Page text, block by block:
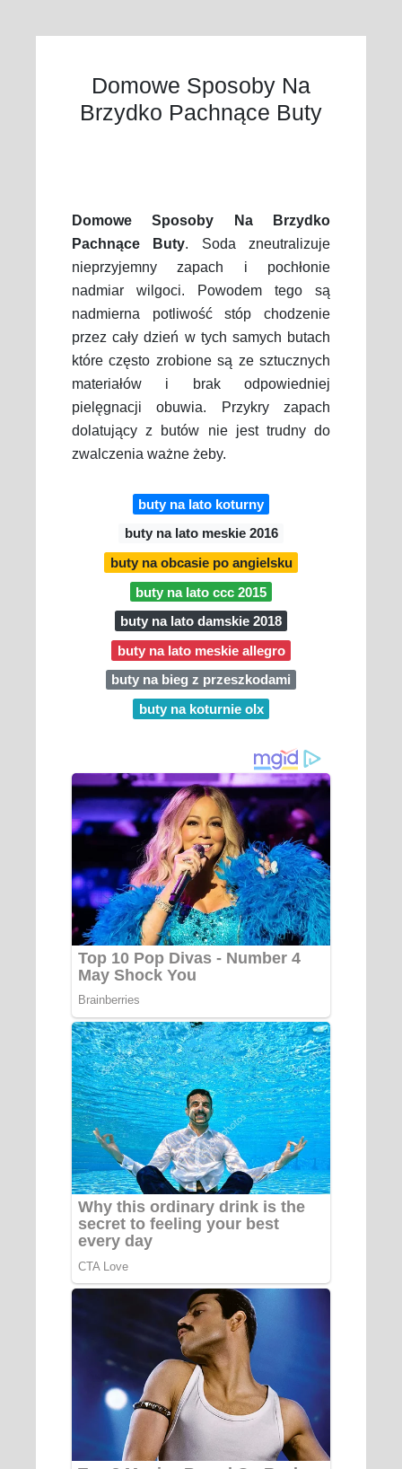
Domowe Sposoby Na
Brzydko Pachnące Buty
Domowe Sposoby Na Brzydko
Pachnące Buty. Soda zneutralizuje
nieprzyjemny zapach i pochłonie
nadmiar wilgoci. Powodem tego są
nadmierna potliwość stóp chodzenie
przez cały dzień w tych samych butach
które często zrobione są ze sztucznych
materiałów i brak odpowiedniej
pielęgnacji obuwia. Przykry zapach
dolatujący z butów nie jest trudny do
zwalczenia ważne żeby.
buty na lato koturny
buty na lato meskie 2016
buty na obcasie po angielsku
buty na lato ccc 2015
buty na lato damskie 2018
buty na lato meskie allegro
buty na bieg z przeszkodami
buty na koturnie olx